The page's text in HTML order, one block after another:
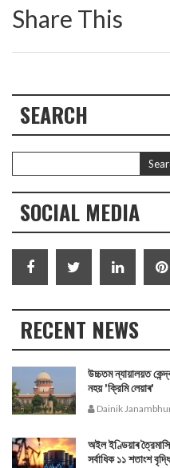
Share This
SEARCH
SOCIAL MEDIA
RECENT NEWS
উচ্চতম ন্যায়ালয়ত
নহয় 'ক্রিমি লেয়াৰ'
Dainik
অইল ইণ্ডিয়াৰ
সর্বাধিক ১১ শতাংশ বৃদ্ধি